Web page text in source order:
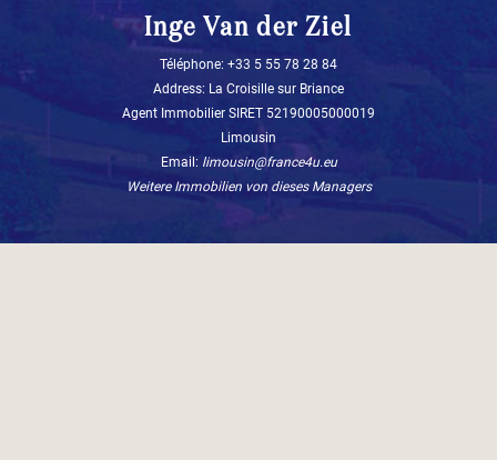
Inge Van der Ziel
Téléphone: ‭+33 5 55 78 28 84‬
Address: La Croisille sur Briance
Agent Immobilier SIRET 52190005000019
Limousin
Email: limousin@france4u.eu
Weitere Immobilien von dieses Managers